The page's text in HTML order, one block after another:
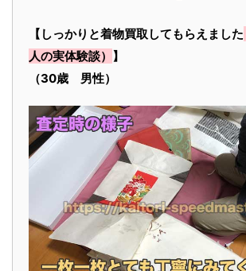
【しっかりと着物買取してもらえました
人の実体験談） 】
（30歳 男性）